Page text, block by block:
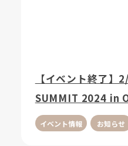
【イベント終了】
SUMMIT 2024 in
イベント情報 お知らせ